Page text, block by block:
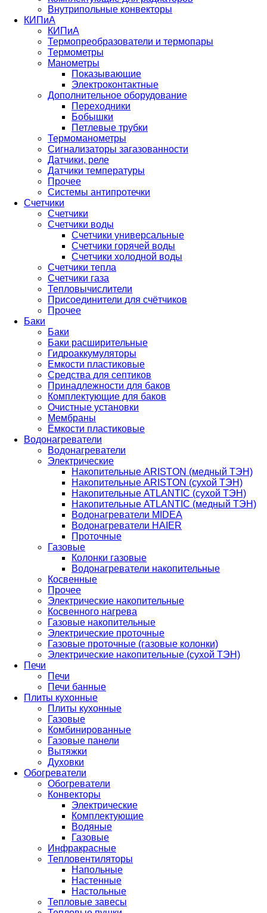
Внутрипольные конвекторы
КИПиА
КИПиА
Термопреобразователи и термопары
Термометры
Манометры
Показывающие
Электроконтактные
Дополнительное оборудование
Переходники
Бобышки
Петлевые трубки
Термоманометры
Сигнализаторы загазованности
Датчики, реле
Датчики температуры
Прочее
Системы антипротечки
Счетчики
Счетчики
Счетчики воды
Счетчики универсальные
Счетчики горячей воды
Счетчики холодной воды
Счетчики тепла
Счетчики газа
Тепловычислители
Присоединители для счётчиков
Прочее
Баки
Баки
Баки расширительные
Гидроаккумуляторы
Емкости пластиковые
Средства для септиков
Принадлежности для баков
Комплектующие для баков
Очистные установки
Мембраны
Ёмкости пластиковые
Водонагреватели
Водонагреватели
Электрические
Накопительные ARISTON (медный ТЭН)
Накопительные ARISTON (сухой ТЭН)
Накопительные ATLANTIC (сухой ТЭН)
Накопительные ATLANTIC (медный ТЭН)
Водонагреватели MIDEA
Водонагреватели HAIER
Проточные
Газовые
Колонки газовые
Водонагреватели накопительные
Косвенные
Прочее
Электрические накопительные
Косвенного нагрева
Газовые накопительные
Электрические проточные
Газовые проточные (газовые колонки)
Электрические накопительные (сухой ТЭН)
Печи
Печи
Печи банные
Плиты кухонные
Плиты кухонные
Газовые
Комбинированные
Газовые панели
Вытяжки
Духовки
Обогреватели
Обогреватели
Конвекторы
Электрические
Комплектующие
Водяные
Газовые
Инфракрасные
Тепловентиляторы
Напольные
Настенные
Настольные
Тепловые завесы